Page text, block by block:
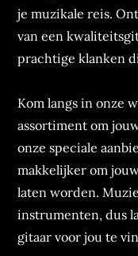
je muzikale reis.
van een
prachtige klanken
Kom langs in onze
assortiment om
onze speciale
makkelijker om
laten worden.
instrumenten, dus
gitaar voor jou te